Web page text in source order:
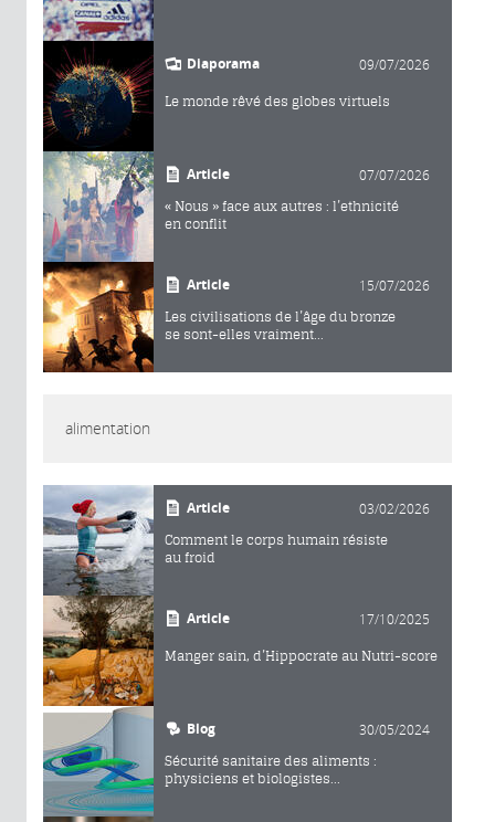
Diaporama 09/07/2026
Le monde rêvé des globes virtuels
Article 07/07/2026
« Nous » face aux autres : l’ethnicité
en conflit
Article 15/07/2026
Les civilisations de l’âge du bronze
se sont-elles vraiment...
alimentation
Article 03/02/2026
Comment le corps humain résiste
au froid
Article 17/10/2025
Manger sain, d’Hippocrate au Nutri-score
Blog 30/05/2024
Sécurité sanitaire des aliments :
physiciens et biologistes...